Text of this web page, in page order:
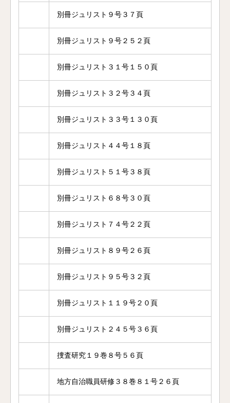
別冊ジュリスト９号３７頁
別冊ジュリスト９号２５２頁
別冊ジュリスト３１号１５０頁
別冊ジュリスト３２号３４頁
別冊ジュリスト３３号１３０頁
別冊ジュリスト４４号１８頁
別冊ジュリスト５１号３８頁
別冊ジュリスト６８号３０頁
別冊ジュリスト７４号２２頁
別冊ジュリスト８９号２６頁
別冊ジュリスト９５号３２頁
別冊ジュリスト１１９号２０頁
別冊ジュリスト２４５号３６頁
捜査研究１９巻８号５６頁
地方自治職員研修３８巻８１号２６頁